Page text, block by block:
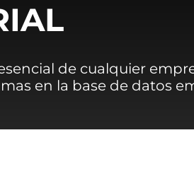
de cualquier
en la base de datos